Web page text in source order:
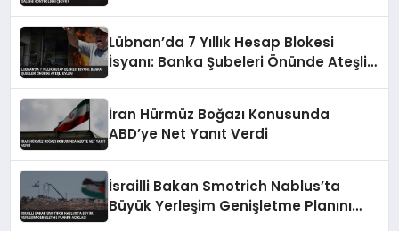
Lübnan’da 7 Yıllık Hesap Blokesi
İsyanı: Banka Şubeleri Önünde Ateşli
İran Hürmüz Boğazı Konusunda
ABD’ye Net Yanıt Verdi
İsrailli Bakan Smotrich Nablus’ta
Büyük Yerleşim Genişletme Planını